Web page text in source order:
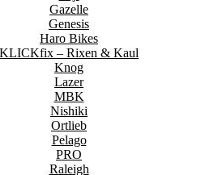
Gazelle
Genesis
Haro Bikes
KLICKfix – Rixen & Kaul
Knog
Lazer
MBK
Nishiki
Ortlieb
Pelago
PRO
Raleigh